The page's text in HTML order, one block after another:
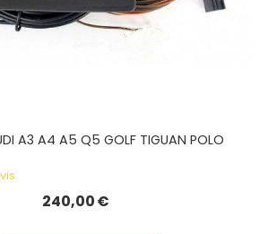
A3 A4 A5 Q5 GOLF TIGUAN POLO
240,00€